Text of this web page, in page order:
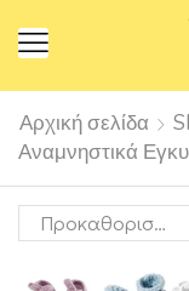
Αρχική σελίδα
Αναμνηστικά